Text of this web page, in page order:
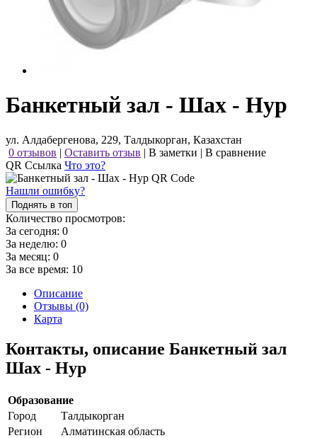
Банкетный зал - Шах - Нур
ул. Алдабергенова, 229, Талдыкорган, Казахстан
0 отзывов | Оставить отзыв | В заметки | В сравнение
QR Ссылка Что это?
Нашли ошибку?
Поднять в топ
Количество просмотров:
За сегодня: 0
За неделю: 0
За месяц: 0
За все время: 10
Описание
Отзывы (0)
Карта
Контакты, описание Банкетный зал
Шах - Нур
Образование
Город
Талдыкорган
Регион
Алматинская область